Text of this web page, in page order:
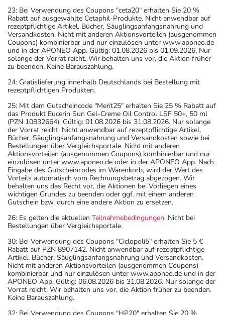
23: Bei Verwendung des Coupons "ceta20" erhalten Sie 20 %
Rabatt auf ausgewählte Cetaphil-Produkte. Nicht anwendbar auf
rezeptpflichtige Artikel, Bücher, Säuglingsanfangsnahrung und
Versandkosten. Nicht mit anderen Aktionsvorteilen (ausgenommen
Coupons) kombinierbar und nur einzulösen unter www.aponeo.de
und in der APONEO App. Gültig: 01.08.2026 bis 01.09.2026. Nur
solange der Vorrat reicht. Wir behalten uns vor, die Aktion früher
zu beenden. Keine Barauszahlung.
24: Gratislieferung innerhalb Deutschlands bei Bestellung mit
rezeptpflichtigen Produkten.
25: Mit dem Gutscheincode "Merit25" erhalten Sie 25 % Rabatt auf
das Produkt Eucerin Sun Gel-Creme Oil Control LSF 50+, 50 ml
(PZN 10832664). Gültig: 01.08.2026 bis 31.08.2026. Nur solange
der Vorrat reicht. Nicht anwendbar auf rezeptpflichtige Artikel,
Bücher, Säuglingsanfangsnahrung und Versandkosten sowie bei
Bestellungen über Vergleichsportale. Nicht mit anderen
Aktionsvorteilen (ausgenommen Coupons) kombinierbar und nur
einzulösen unter www.aponeo.de oder in der APONEO App. Nach
Eingabe des Gutscheincodes im Warenkorb, wird der Wert des
Vorteils automatisch vom Rechnungsbetrag abgezogen. Wir
behalten uns das Recht vor, die Aktionen bei Vorliegen eines
wichtigen Grundes zu beenden oder ggf. mit einem anderen
Gutschein bzw. durch eine andere Aktion zu ersetzen.
26: Es gelten die aktuellen Teilnahmebedingungen. Nicht bei
Bestellungen über Vergleichsportale.
30: Bei Verwendung des Coupons "Ciclopoli5" erhalten Sie 5 €
Rabatt auf PZN 8907142. Nicht anwendbar auf rezeptpflichtige
Artikel, Bücher, Säuglingsanfangsnahrung und Versandkosten.
Nicht mit anderen Aktionsvorteilen (ausgenommen Coupons)
kombinierbar und nur einzulösen unter www.aponeo.de und in der
APONEO App. Gültig: 06.08.2026 bis 31.08.2026. Nur solange der
Vorrat reicht. Wir behalten uns vor, die Aktion früher zu beenden.
Keine Barauszahlung.